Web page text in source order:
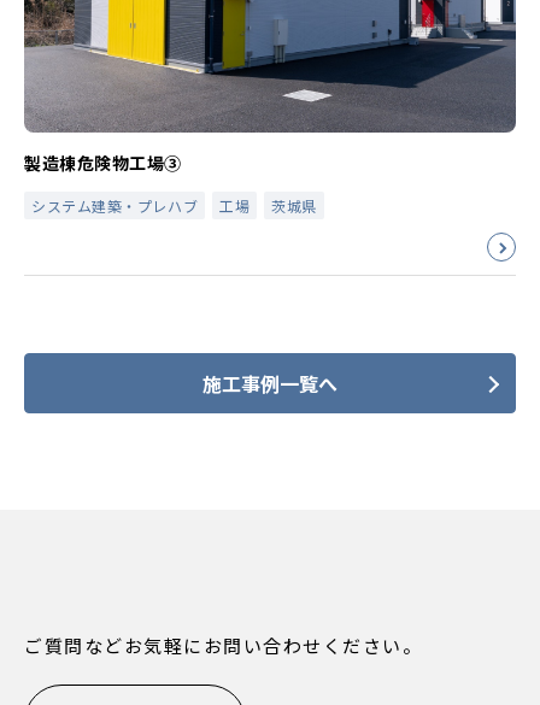
製造棟危険物工場③
システム建築・プレハブ 工場 茨城県
施工事例一覧へ
ご質問などお気軽にお問い合わせください。